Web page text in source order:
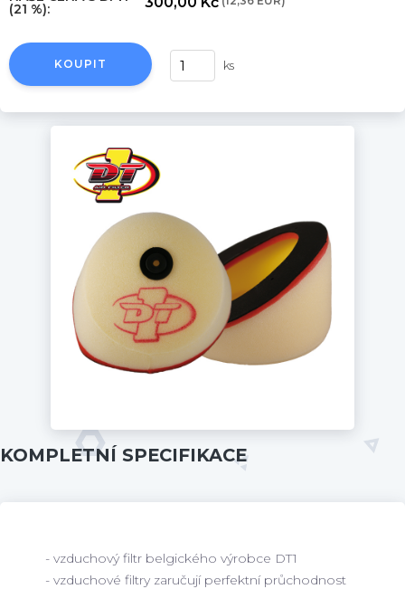
(21 %):
ks
KOUPIT
KOMPLETNÍ SPECIFIKACE
- vzduchový filtr belgického výrobce DT1
- vzduchové filtry zaručují perfektní průchodnost